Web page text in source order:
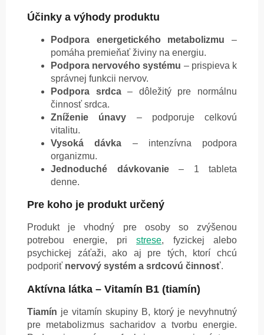
Účinky a výhody produktu
Podpora energetického metabolizmu –
pomáha premieňať živiny na energiu.
Podpora nervového systému – prispieva k
správnej funkcii nervov.
Podpora srdca– dôležitý pre normálnu
činnosť srdca.
Zníženie únavy – podporuje celkovú
vitalitu.
Vysoká dávka – intenzívna podpora
organizmu.
Jednoduché dávkovanie– 1 tableta
denne.
Pre koho je produkt určený
Produkt je vhodný pre osoby so zvýšenou
potrebou energie, pristrese, fyzickej alebo
psychickej záťaži, ako aj pre tých, ktorí chcú
podporiť nervový systém a srdcovú činnosť.
Aktívna látka – Vitamín B1 (tiamín)
Tiamín je vitamín skupiny B, ktorý je nevyhnutný
pre metabolizmus sacharidov a tvorbu energie.